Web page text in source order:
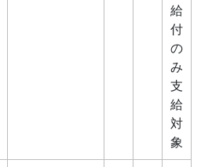
給
付
の
み
支
給
対
象